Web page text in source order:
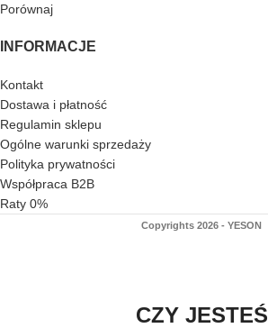
Porównaj
INFORMACJE
Kontakt
Dostawa i płatność
Regulamin sklepu
Ogólne warunki sprzedaży
Polityka prywatności
Współpraca B2B
Raty 0%
Copyrights 2026 - YESON
CZY JESTEŚ